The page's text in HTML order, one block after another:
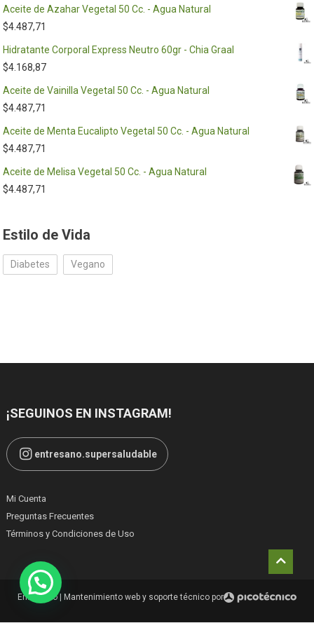
Aceite de Azahar Vegetal 50 Cc. - Agua Natural
$4.487,71
Hidratante Corporal Express Neutro 60gr - Chia Graal
$4.168,87
Aceite de Vainilla Vegetal 50 Cc. - Agua Natural
$4.487,71
Aceite de Menta Eucalipto Vegetal 50 Cc. - Agua Natural
$4.487,71
Aceite de Melisa Vegetal 50 Cc. - Agua Natural
$4.487,71
Estilo de Vida
Diabetes Vegano
¡SEGUINOS EN INSTAGRAM!
entresano.supersaludable
Mi Cuenta
Preguntas Frecuentes
Términos y Condiciones de Uso
Entresano Mantenimiento web y soporte técnico por